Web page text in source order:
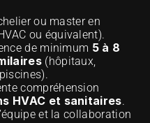
ou master en
ou équivalent).
de minimum 5 à 8
(hôpitaux,
compréhension
HVAC et sanitaires.
et la collaboration